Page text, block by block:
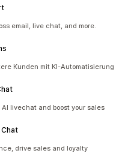
email, live chat, and more.
Kunden mit KI-Automatisierung
livechat and boost your sales
drive sales and loyalty